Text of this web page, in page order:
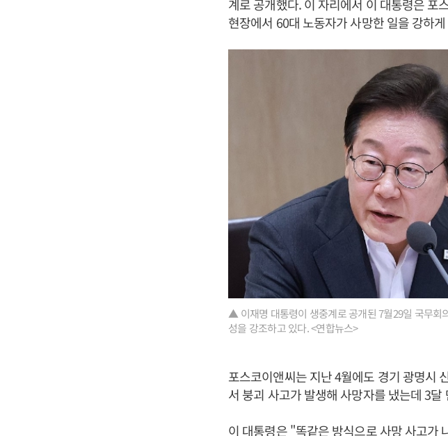
계로 공개했다. 이 자리에서 이 대통령은 포
현장에서 60대 노동자가 사망한 일을 강하
▲ 이재명 대통령이 생중계로 공개된 7월29일 국무회
성을 강조하고 있다. <연합뉴스>
포스코이앤씨는 지난 4월에도 경기 광명시
서 붕괴 사고가 발생해 사망자를 냈는데 3
이 대통령은 "똑같은 방식으로 사망 사고가